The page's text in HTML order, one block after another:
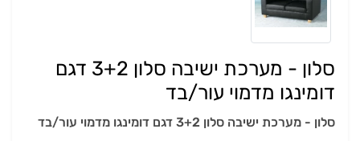
סלון - מערכת ישיבה סלון 3+2 דגם
דומינגו מדמוי עור/בד
סלון - מערכת ישיבה סלון 3+2 דגם דומינגו מדמוי עור/בד